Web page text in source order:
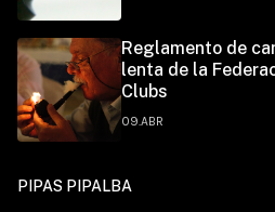
Reglamento de
lenta de la
Clubs
09.ABR
PIPAS PIPALBA